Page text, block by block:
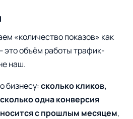
«количество показов» как
объём работы трафик-
наш.
бизнесу:сколько кликов,
одна конверсия
с прошлым месяцем,